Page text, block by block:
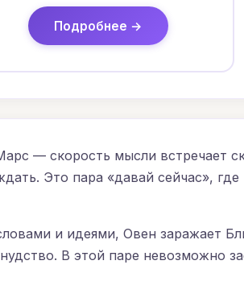
Подробнее →
— скорость мысли встречает
Это пара «давай сейчас», где
и идеями, Овен заражает
В этой паре невозможно